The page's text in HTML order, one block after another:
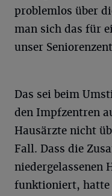
problemlos über
man sich das für
unser
Das sei beim
den Impfzentren
Hausärzte nicht
Fall. Dass die
niedergelassenen
funktioniert, hatte